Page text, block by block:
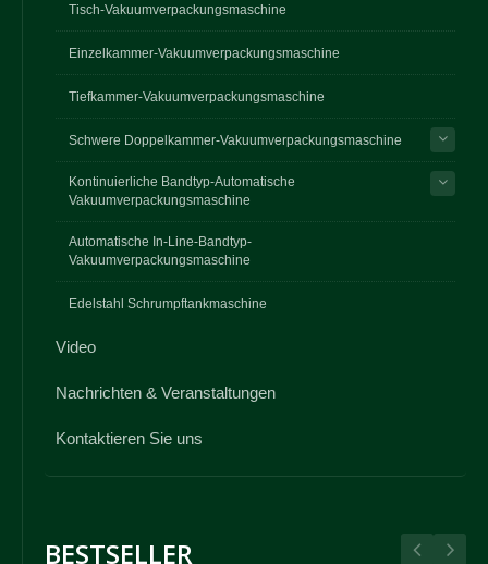
Tisch-Vakuumverpackungsmaschine
Einzelkammer-Vakuumverpackungsmaschine
Tiefkammer-Vakuumverpackungsmaschine
Schwere Doppelkammer-Vakuumverpackungsmaschine
Kontinuierliche Bandtyp-Automatische
Vakuumverpackungsmaschine
Automatische In-Line-Bandtyp-
Vakuumverpackungsmaschine
Edelstahl Schrumpftankmaschine
Video
Nachrichten & Veranstaltungen
Kontaktieren Sie uns
BESTSELLER